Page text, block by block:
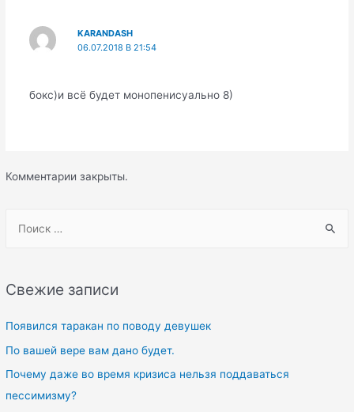
r
h
f
o
Свежие записи
Появился таракан по поводу девушек
По вашей вере вам дано будет.
Почему даже во время кризиса нельзя поддаваться
пессимизму?
KARANDASH
06.07.2018 В 21:54
бокс)и всё будет монопенисуально 8)
Комментарии закрыты.